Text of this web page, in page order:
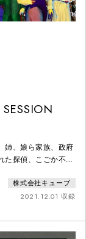
姉、娘ら家族、政府
た探偵、こごか不穏
で不条理な出来事の
になったある国際的
愕させた。結成28年
線を超えたナンセン
株式会社キューブ
2021.12.01 収録